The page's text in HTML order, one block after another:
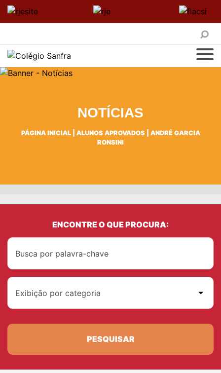
NOTÍCIAS
PÁGINA INICIAL| ALUNOS APROVADOS
ANDRÉ GARCIA
RONSINI
ENCONTRE O QUE PROCURA:
Exibição por categoria
PESQUISAR